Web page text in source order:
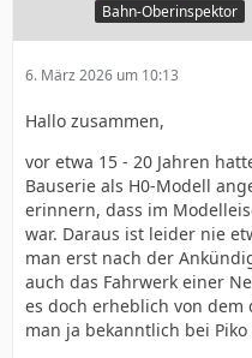
Bahn-Oberinspektor
6. März 2026 um 10:13
Hallo zusammen,
vor etwa 15 - 20 Jahren
Bauserie als H0-Modell
erinnern, dass im
war. Daraus ist leider nie
man erst nach der
auch das Fahrwerk einer
es doch erheblich von
man ja bekanntlich bei